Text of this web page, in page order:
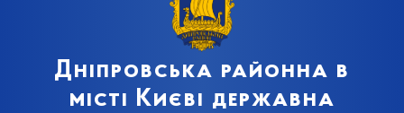
Дніпровська районна в
місті Києві державна